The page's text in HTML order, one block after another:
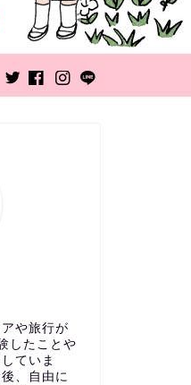
や旅行が
したことや
ていま
、自由に